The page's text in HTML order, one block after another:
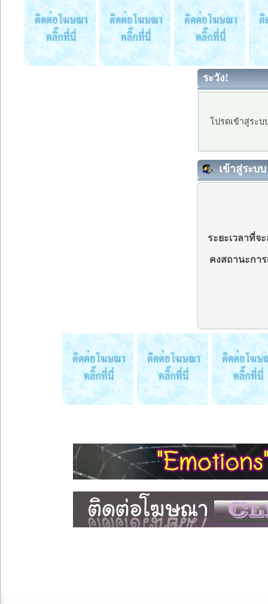
ระวัง!
โปรดเข้าสู่ระ
เข้าสู่ระบบ
ระยะเวลาที่จ
คงสถานะกา